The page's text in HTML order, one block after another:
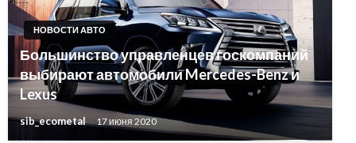
НОВОСТИ АВТО
Большинство управленцев госкомпаний
выбирают автомобили Mercedes-Benz и
Lexus
sib_ecometal 17 июня 2020